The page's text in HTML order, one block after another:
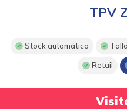
TPV
Stock automático
Retail